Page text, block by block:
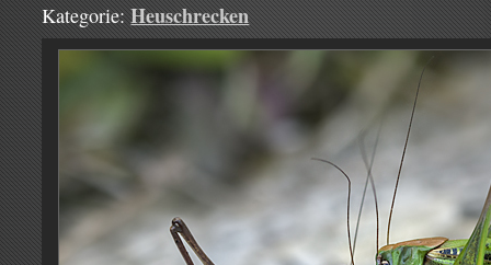
Kategorie:Heuschrecken